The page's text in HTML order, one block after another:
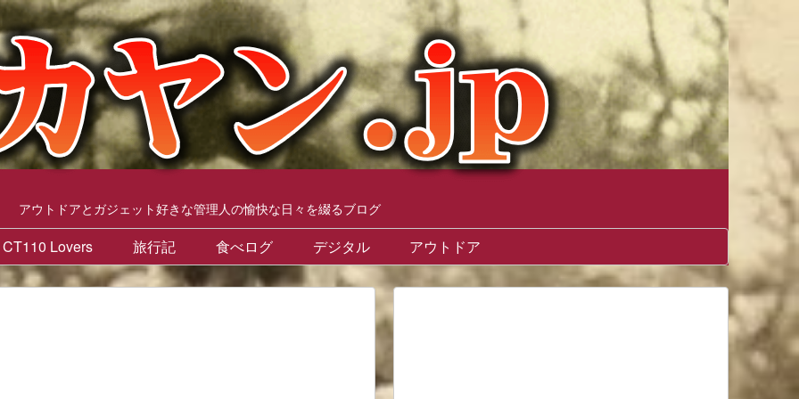
アウトドアとガジェット好きな管理人の愉快な日々を綴るブログ
CT110 Lovers 旅行記 食べログ デジタル アウトドア